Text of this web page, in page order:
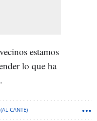
estamos
lo que ha